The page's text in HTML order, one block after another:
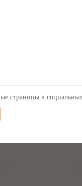
страницы в социальных